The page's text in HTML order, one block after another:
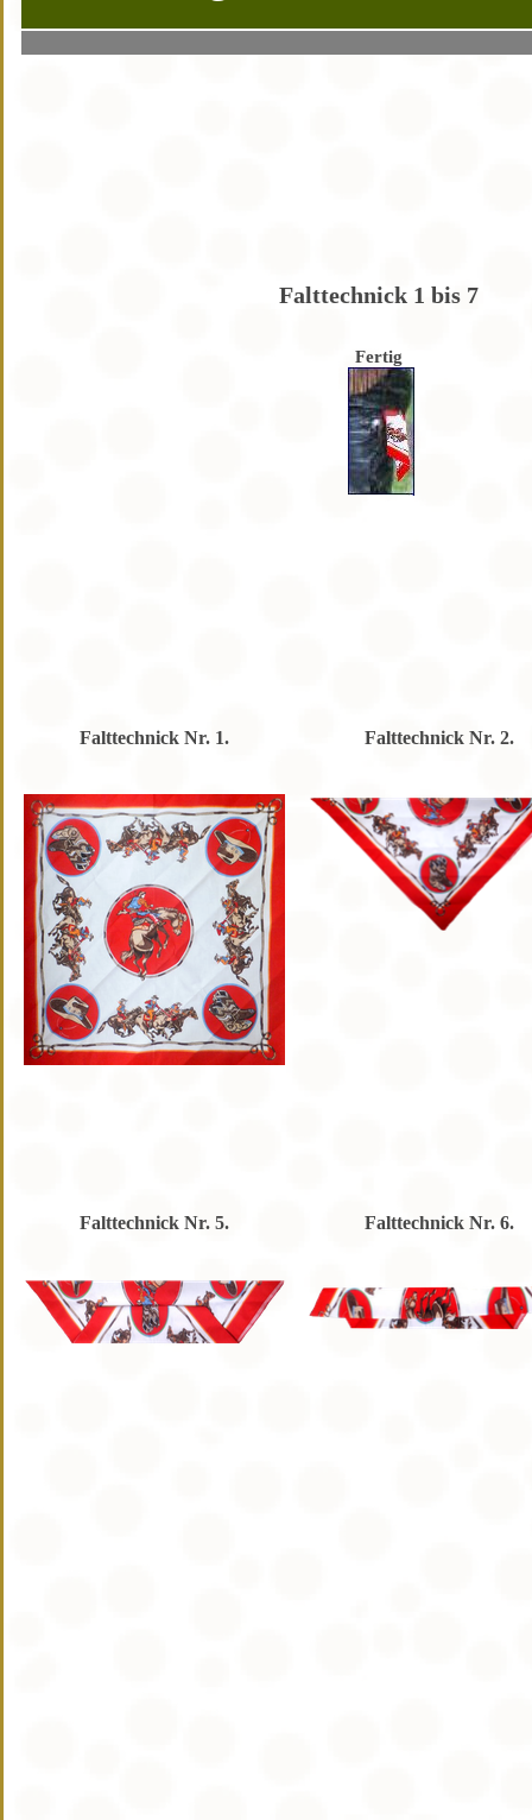
Falttechnick 1 bis 7
Fertig
Falttechnick Nr. 1. Falttechnick Nr. 2.
Falttechnick Nr. 5. Falttechnick Nr. 6.